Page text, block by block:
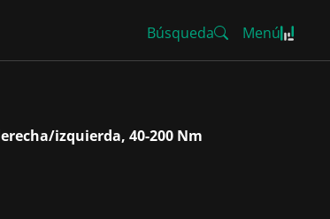
Búsqueda Menú
izquierda, 40-200 Nm